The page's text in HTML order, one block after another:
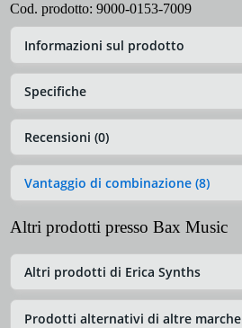
Cod. prodotto: 9000-0153-7009
Informazioni sul prodotto
Specifiche
Recensioni (0)
Vantaggio di combinazione (8)
Altri prodotti presso Bax Music
Altri prodotti di Erica Synths
Prodotti alternativi di altre marche